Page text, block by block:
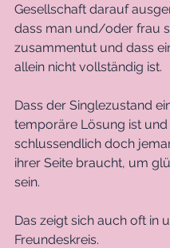
Gesellschaft darauf
dass man und/oder frau
zusammentut und dass
allein nicht vollständig ist.
Dass der Singlezustand
temporäre Lösung ist und
schlussendlich doch
ihrer Seite braucht, um
sein.
Das zeigt sich auch oft in
Freundeskreis.